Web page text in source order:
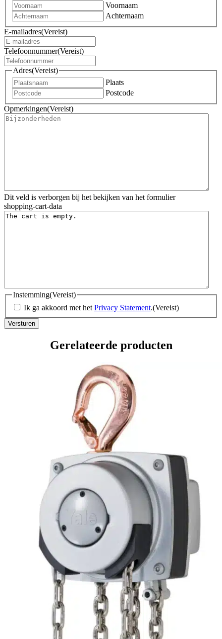
Voornaam
Achternaam
E-mailadres(Vereist)
Telefoonnummer(Vereist)
Adres(Vereist)
Plaats
Postcode
Opmerkingen(Vereist)
Dit veld is verborgen bij het bekijken van het formulier
shopping-cart-data
Instemming(Vereist)
Ik ga akkoord met het Privacy Statement.(Vereist)
Gerelateerde producten